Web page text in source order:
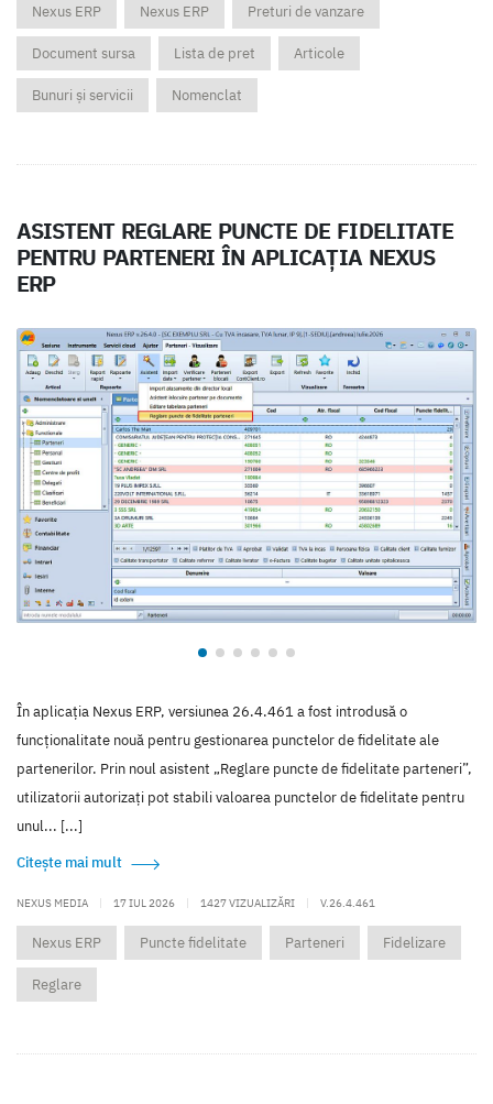
Nexus ERP Nexus ERP Preturi de vanzare
Document sursa Lista de pret Articole
Bunuri și servicii Nomenclat
ASISTENT REGLARE PUNCTE DE FIDELITATE
PENTRU PARTENERI ÎN APLICAȚIA NEXUS
ERP
În aplicația Nexus ERP, versiunea 26.4.461 a fost introdusă o
funcționalitate nouă pentru gestionarea punctelor de fidelitate ale
partenerilor. Prin noul asistent „Reglare puncte de fidelitate parteneri”,
utilizatorii autorizați pot stabili valoarea punctelor de fidelitate pentru
unul... [...]
Citește mai mult
NEXUS MEDIA | 17 IUL 2026 | 1427 VIZUALIZĂRI | V.26.4.461
Nexus ERP Puncte fidelitate Parteneri Fidelizare
Reglare